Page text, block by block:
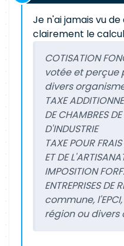
Je n'ai jamais vu
clairement le
COTISATION
votée et perçue
divers
TAXE
DE CHAMBRES
D'INDUSTRIE
TAXE POUR
ET DE
IMPOSITION
ENTREPRISES
commune,
région ou divers